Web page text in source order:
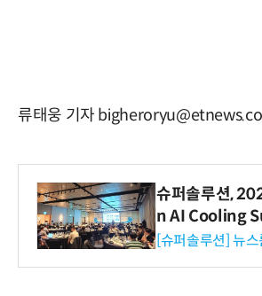
류태웅 기자
슈퍼솔루션,
n AI Cooling
리 성료
[슈퍼솔루션] 뉴